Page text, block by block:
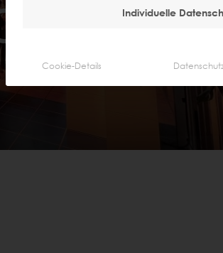
Up
Individuelle
Cookie-Details